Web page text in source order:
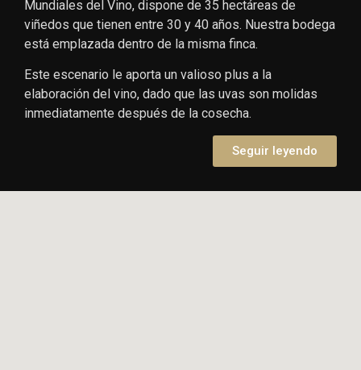
Mundiales del Vino, dispone de 35 hectáreas de
viñedos que tienen entre 30 y 40 años. Nuestra bodega
está emplazada dentro de la misma finca.
Este escenario le aporta un valioso plus a la
elaboración del vino, dado que las uvas son molidas
inmediatamente después de la cosecha.
Seguir leyendo